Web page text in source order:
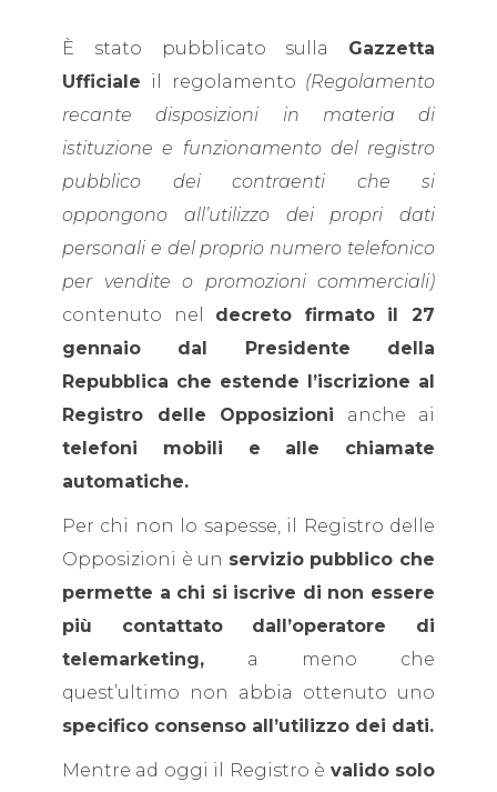
È stato pubblicato sulla Gazzetta
Ufficiale il regolamento (Regolamento
recante disposizioni in materia di
istituzione e funzionamento del registro
pubblico dei contraenti che si
oppongono all’utilizzo dei propri dati
personali e del proprio numero telefonico
per vendite o promozioni commerciali)
contenuto nel decreto firmato il 27
gennaio dal Presidente della
Repubblica che estende l’iscrizione al
Registro delle Opposizioni anche ai
telefoni mobili e alle chiamate
automatiche.
Per chi non lo sapesse, il Registro delle
Opposizioni è un servizio pubblico che
permette a chi si iscrive di non essere
più contattato dall’operatore di
telemarketing, a meno che
quest’ultimo non abbia ottenuto uno
specifico consenso all’utilizzo dei dati.
Mentre ad oggi il Registro è valido solo